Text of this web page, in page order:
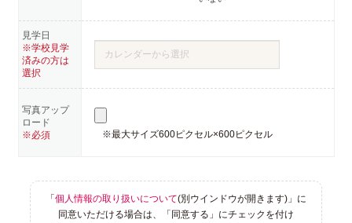
見学日
※学校見学
済みの方は
選択
写真アップ
ロード
※必須
※最大サイズ600ピクセル×600ピクセル
「 個人情報の取り扱いについて(別ウインドウが開きます)」に
同意いただける場合は、「同意する」にチェックを付け